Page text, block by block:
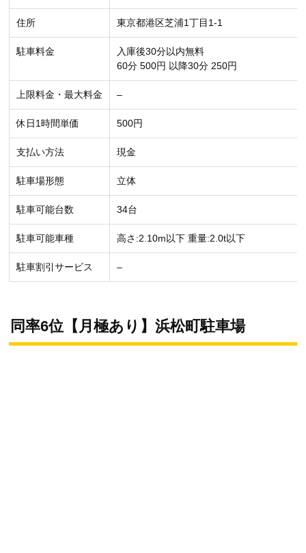
住所 東京都港区芝浦1丁目1-1
駐車料金
入庫後30分以内無料
60分 500円 以降30分 250円
上限料金・最大料金 –
休日1時間単価 500円
支払い方法 現金
駐車場形態 立体
駐車可能台数 34台
駐車可能車種 高さ:2.10m以下 重量:2.0t以下
駐車割引サービス –
同率6位【月極あり】浜松町駐車場